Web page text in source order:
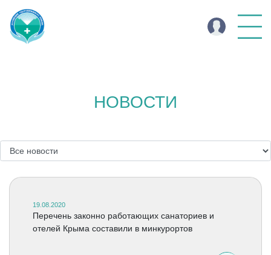
НОВОСТИ
19.08.2020
Перечень законно работающих санаториев и
отелей Крыма составили в минкурортов